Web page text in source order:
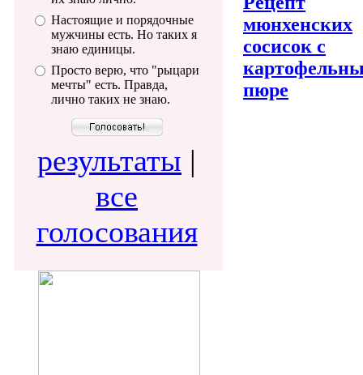
Настоящие и порядочные
мужчины есть. Но таких я
знаю единицы.
Просто верю, что "рыцари
мечты" есть. Правда,
лично таких не знаю.
результаты |
все
голосования
мюнхенских
сосисок с
пюре